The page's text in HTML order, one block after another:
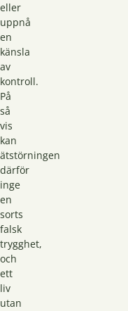
eller
uppnå
en
känsla
av
kontroll.
På
så
vis
kan
ätstörningen
därför
inge
en
sorts
falsk
trygghet,
och
ett
liv
utan